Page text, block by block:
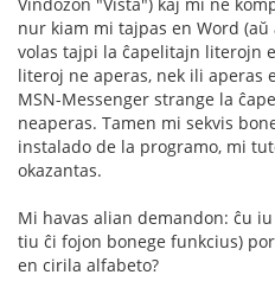
nur kiam mi tajpas en Word
volas tajpi la ĉapelitajn literojn
literoj ne aperas, nek ili aperas
MSN-Messenger strange la
neaperas. Tamen mi sekvis
instalado de la programo, mi
okazantas.
Mi havas alian demandon: ĉu
tiu ĉi fojon bonege funkcius)
en cirila alfabeto?